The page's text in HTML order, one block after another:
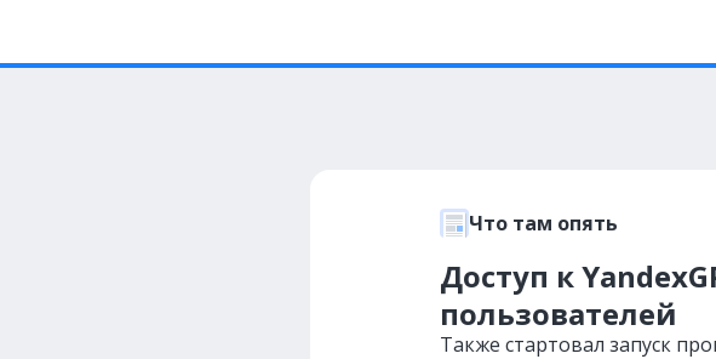
Что там опять
Доступ к
пользователей
Также стартовал запуск